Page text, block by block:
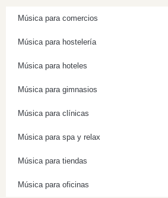
Música para comercios
Música para hostelería
Música para hoteles
Música para gimnasios
Música para clínicas
Música para spa y relax
Música para tiendas
Música para oficinas